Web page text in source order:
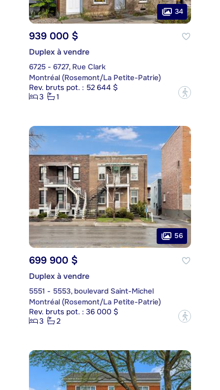
34
939 000 $
Duplex à vendre
6725 - 6727, Rue Clark
Montréal (Rosemont/La Petite-Patrie)
Rev. bruts pot. : 52 644 $
3
1 ?
56
699 900 $
Duplex à vendre
5551 - 5553, boulevard Saint-Michel
Montréal (Rosemont/La Petite-Patrie)
Rev. bruts pot. : 36 000 $
3
2 ?